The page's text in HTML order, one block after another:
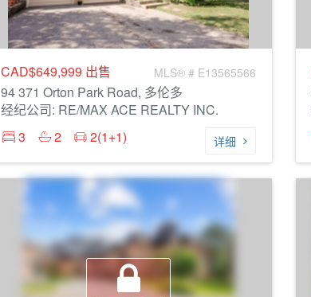
CAD$649,999 出售 MLS® # E13565566
94 371 Orton Park Road, 多伦多
经纪公司: RE/MAX ACE REALTY INC.
3
2 2(1+1) 详细